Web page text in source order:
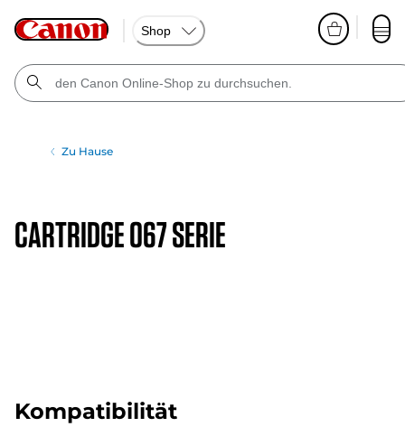
Shop
Zu Hause
CARTRIDGE 067 SERIE
Kompatibilität